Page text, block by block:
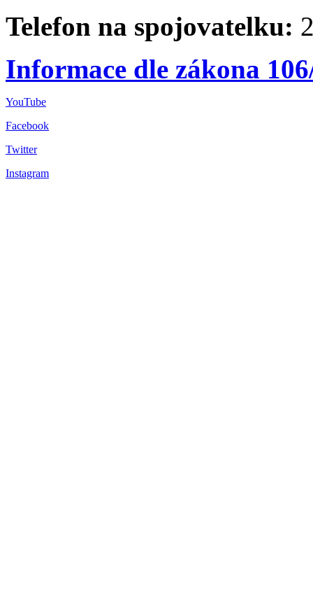
Telefon na spojovatelku:
Informace dle zákona
YouTube
Facebook
Twitter
Instagram